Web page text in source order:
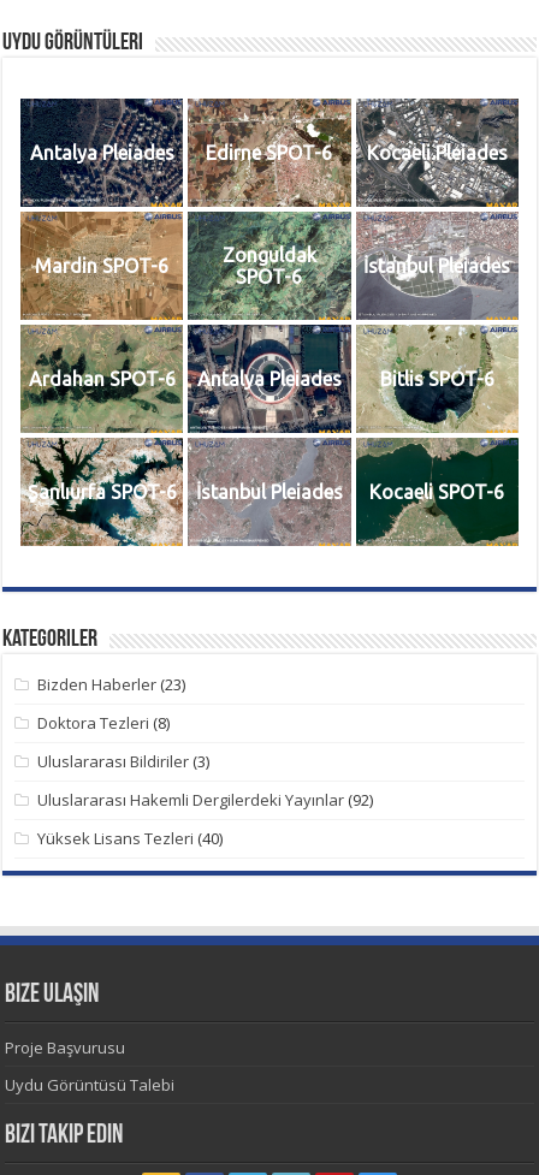
Uydu Görüntüleri
Antalya Pleiades Edirne SPOT-6 Kocaeli Pleiades
Mardin SPOT-6
Zonguldak
SPOT-6
İstanbul Pleiades
Ardahan SPOT-6 Antalya Pleiades Bitlis SPOT-6
Şanlıurfa SPOT-6 İstanbul Pleiades Kocaeli SPOT-6
Kategoriler
Bizden Haberler(23)
Doktora Tezleri (8)
Uluslararası Bildiriler(3)
Uluslararası Hakemli Dergilerdeki Yayınlar(92)
Yüksek Lisans Tezleri (40)
Bize Ulaşın
Proje Başvurusu
Uydu Görüntüsü Talebi
Bizi Takip Edin